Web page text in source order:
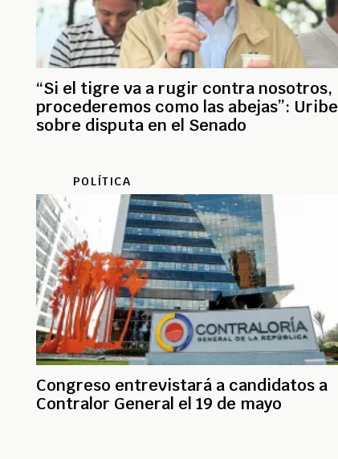
“Si el tigre va a rugir contra nosotros,
procederemos como las abejas”: Uribe
sobre disputa en el Senado
POLÍTICA
Congreso entrevistará a candidatos a
Contralor General el 19 de mayo